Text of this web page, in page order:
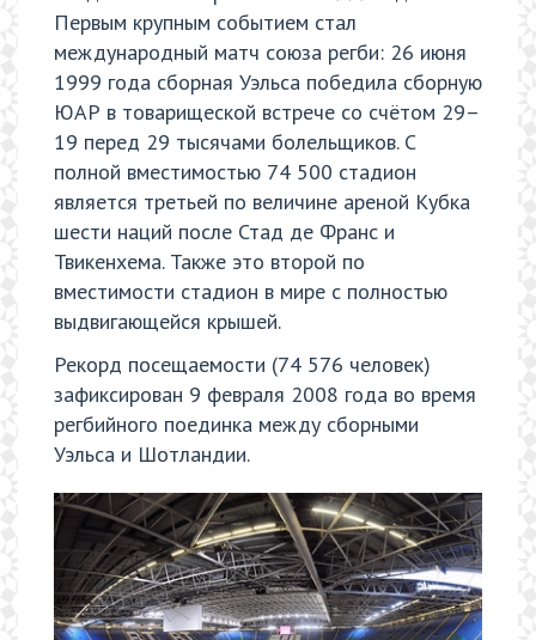
Первым крупным событием стал
международный матч союза регби: 26 июня
1999 года сборная Уэльса победила сборную
ЮАР в товарищеской встрече со счётом 29–
19 перед 29 тысячами болельщиков. С
полной вместимостью 74 500 стадион
является третьей по величине ареной Кубка
шести наций после Стад де Франс и
Твикенхема. Также это второй по
вместимости стадион в мире с полностью
выдвигающейся крышей.
Рекорд посещаемости (74 576 человек)
зафиксирован 9 февраля 2008 года во время
регбийного поединка между сборными
Уэльса и Шотландии.